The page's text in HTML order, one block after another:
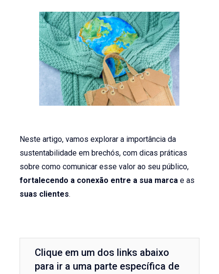
Neste artigo, vamos explorar a importância da
sustentabilidade em brechós, com dicas práticas
sobre como comunicar esse valor ao seu público,
fortalecendo a conexão entre a sua marca e as
suas clientes.
Clique em um dos links abaixo
para ir a uma parte específica de